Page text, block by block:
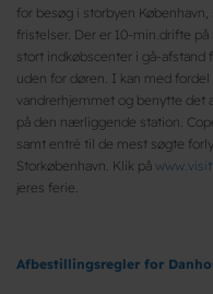
for besøg i storbyen
fristelser. Der er 10-min.drifte
stort indkøbscenter i gå-afstand
uden for døren. I kan med
vandrerhjemmet og benytte det
på den nærliggende station.
samt entré til de mest søgte
Storkøbenhavn. Klik på
jeres ferie.
Afbestillingsregler for